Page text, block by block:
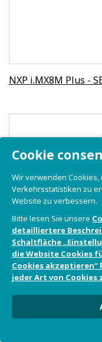
NXP i.MX8M Plus -
Cookie
Wir verwenden
Verkehrsstatistiken zu
Website zu verbessern.
Bitte lesen Sie unsere
detailliertere
Schaltfläche
die Website Cookies
Cookies akzeptieren“
jeder Art von Cookies